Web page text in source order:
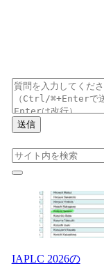
送信
IAPLC 2026の